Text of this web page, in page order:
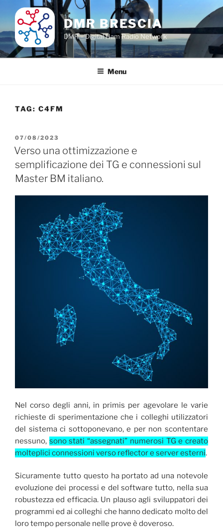
contenuto
DMR BRESCIA
DMR – Digital Ham Radio Network
Menu
TAG: C4FM
PUBBLICATO
IL
07/08/2023
Verso una ottimizzazione e
semplificazione dei TG e connessioni sul
Master BM italiano.
Nel corso degli anni, in primis per agevolare le varie
richieste di sperimentazione che i colleghi utilizzatori
del sistema ci sottoponevano, e per non scontentare
nessuno, sono stati “assegnati” numerosi TG e creato
molteplici connessioni verso reflector e server esterni.
Sicuramente tutto questo ha portato ad una notevole
evoluzione dei processi e del software tutto, nella sua
robustezza ed efficacia. Un plauso agli sviluppatori dei
programmi ed ai colleghi che hanno dedicato molto del
loro tempo personale nelle prove è doveroso.